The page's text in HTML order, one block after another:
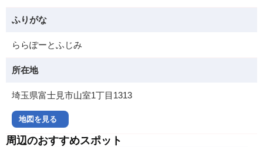
ふりがな
ららぽーとふじみ
所在地
埼玉県富士見市山室1丁目1313
地図を見る
周辺のおすすめスポット